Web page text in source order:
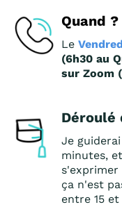
Quand ?
Le
(6h30 au
sur Zoom
Déroulé
Je
minutes,
s'exprimer
ça n'est
entre 15